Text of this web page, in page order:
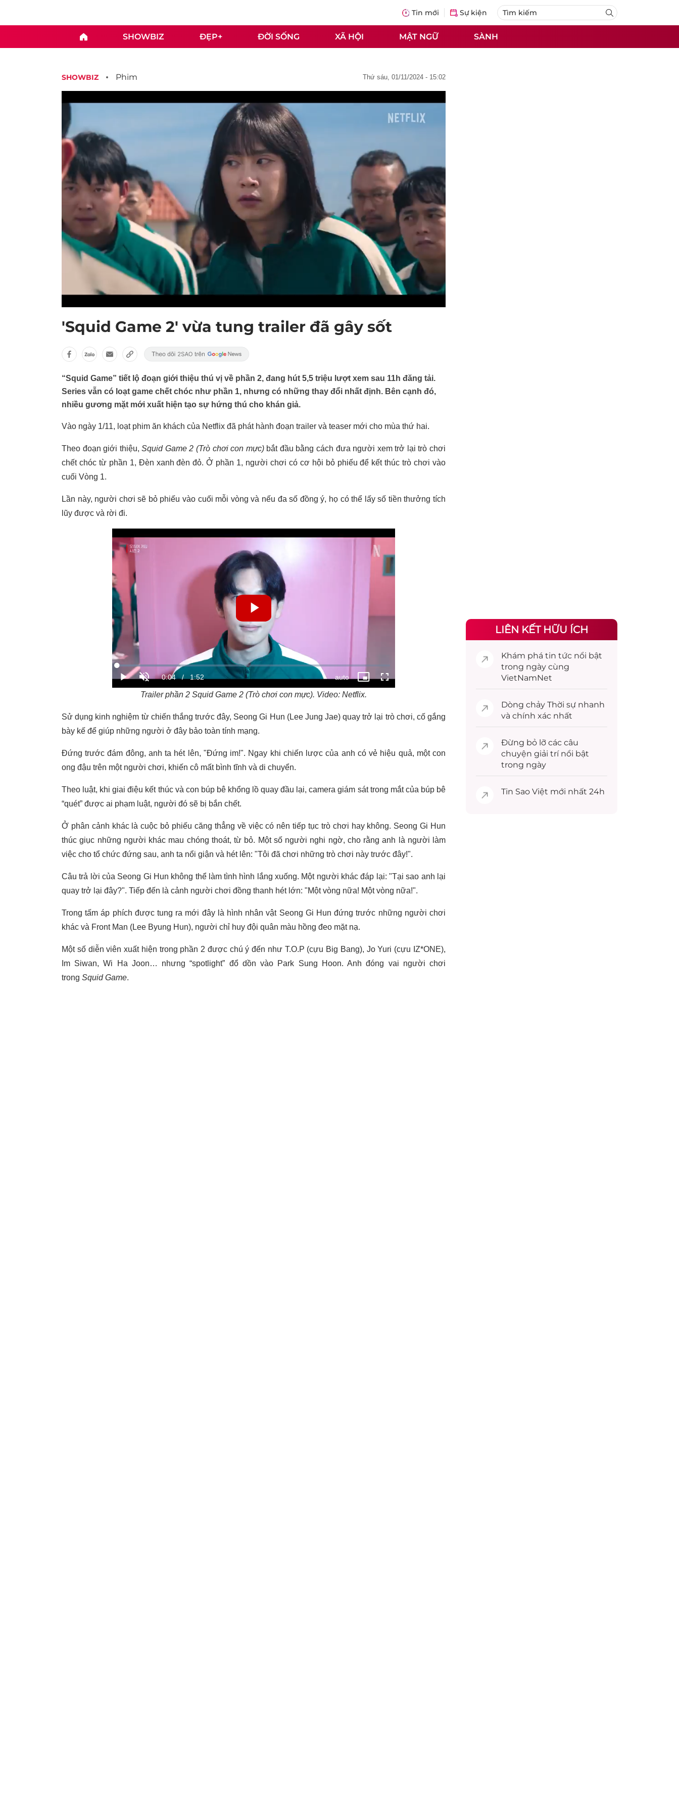
Tin mới Sự kiện
SHOWBIZ ĐẸP+ ĐỜI SỐNG XÃ HỘI MẬT NGỮ SÀNH
SHOWBIZ Phim thứ sáu, 01/11/2024 - 15:02
'Squid Game 2' vừa tung trailer đã gây sốt
“Squid Game” tiết lộ đoạn giới thiệu thú vị về phần 2, đang hút 5,5 triệu lượt xem sau 11h đăng tải.
Series vẫn có loạt game chết chóc như phần 1, nhưng có những thay đổi nhất định. Bên cạnh đó,
nhiều gương mặt mới xuất hiện tạo sự hứng thú cho khán giả.
Vào ngày 1/11, loạt phim ăn khách của Netflix đã phát hành đoạn trailer và teaser mới cho mùa thứ hai.
Theo đoạn giới thiệu,Squid Game 2 (Trò chơi con mực)bắt đầu bằng cách đưa người xem trở lại trò chơi
chết chóc từ phần 1, Đèn xanh đèn đỏ. Ở phần 1, người chơi có cơ hội bỏ phiếu để kết thúc trò chơi vào
cuối Vòng 1.
Lần này, người chơi sẽ bỏ phiếu vào cuối mỗi vòng và nếu đa số đồng ý, họ có thể lấy số tiền thưởng tích
lũy được và rời đi.
Trailer phần 2 Squid Game 2 (Trò chơi con mực). Video: Netflix.
Sử dụng kinh nghiệm từ chiến thắng trước đây, Seong Gi Hun (Lee Jung Jae) quay trở lại trò chơi, cố gắng
bày kế để giúp những người ở đây bảo toàn tính mạng.
Đứng trước đám đông, anh ta hét lên, "Đứng im!". Ngay khi chiến lược của anh có vẻ hiệu quả, một con
ong đậu trên một người chơi, khiến cô mất bình tĩnh và di chuyển.
Theo luật, khi giai điệu kết thúc và con búp bê khổng lồ quay đầu lại, camera giám sát trong mắt của búp bê
“quét” được ai phạm luật, người đó sẽ bị bắn chết.
Ở phân cảnh khác là cuộc bỏ phiếu căng thẳng về việc có nên tiếp tục trò chơi hay không. Seong Gi Hun
thúc giục những người khác mau chóng thoát, từ bỏ. Một số người nghi ngờ, cho rằng anh là người làm
việc cho tổ chức đứng sau, anh ta nổi giận và hét lên: "Tôi đã chơi những trò chơi này trước đây!".
Câu trả lời của Seong Gi Hun không thể làm tình hình lắng xuống. Một người khác đáp lại: "Tại sao anh lại
quay trở lại đây?". Tiếp đến là cảnh người chơi đồng thanh hét lớn: "Một vòng nữa! Một vòng nữa!".
Trong tấm áp phích được tung ra mới đây là hình nhân vật Seong Gi Hun đứng trước những người chơi
khác và Front Man (Lee Byung Hun), người chỉ huy đội quân màu hồng đeo mặt nạ.
Một số diễn viên xuất hiện trong phần 2 được chú ý đến như T.O.P (cựu Big Bang), Jo Yuri (cựu IZ*ONE),
Im Siwan, Wi Ha Joon… nhưng “spotlight” đổ dồn vào Park Sung Hoon. Anh đóng vai người chơi
trong Squid Game.
LIÊN KẾT HỮU ÍCH
Khám phá tin tức nổi bật
trong ngày cùng
VietNamNet
Dòng chảy Thời sự nhanh
và chính xác nhất
Đừng bỏ lỡ các câu
chuyện giải trínổi bật
trong ngày
Tin Sao Việt mới nhất 24h